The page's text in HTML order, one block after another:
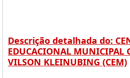
Descrição detalhada do:
EDUCACIONAL MUNICIPAL
VILSON KLEINUBING (CEM)